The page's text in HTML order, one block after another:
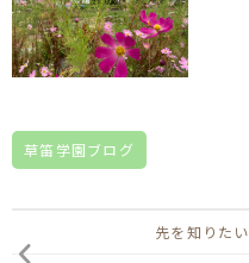
草笛学園ブログ
先を知りたい